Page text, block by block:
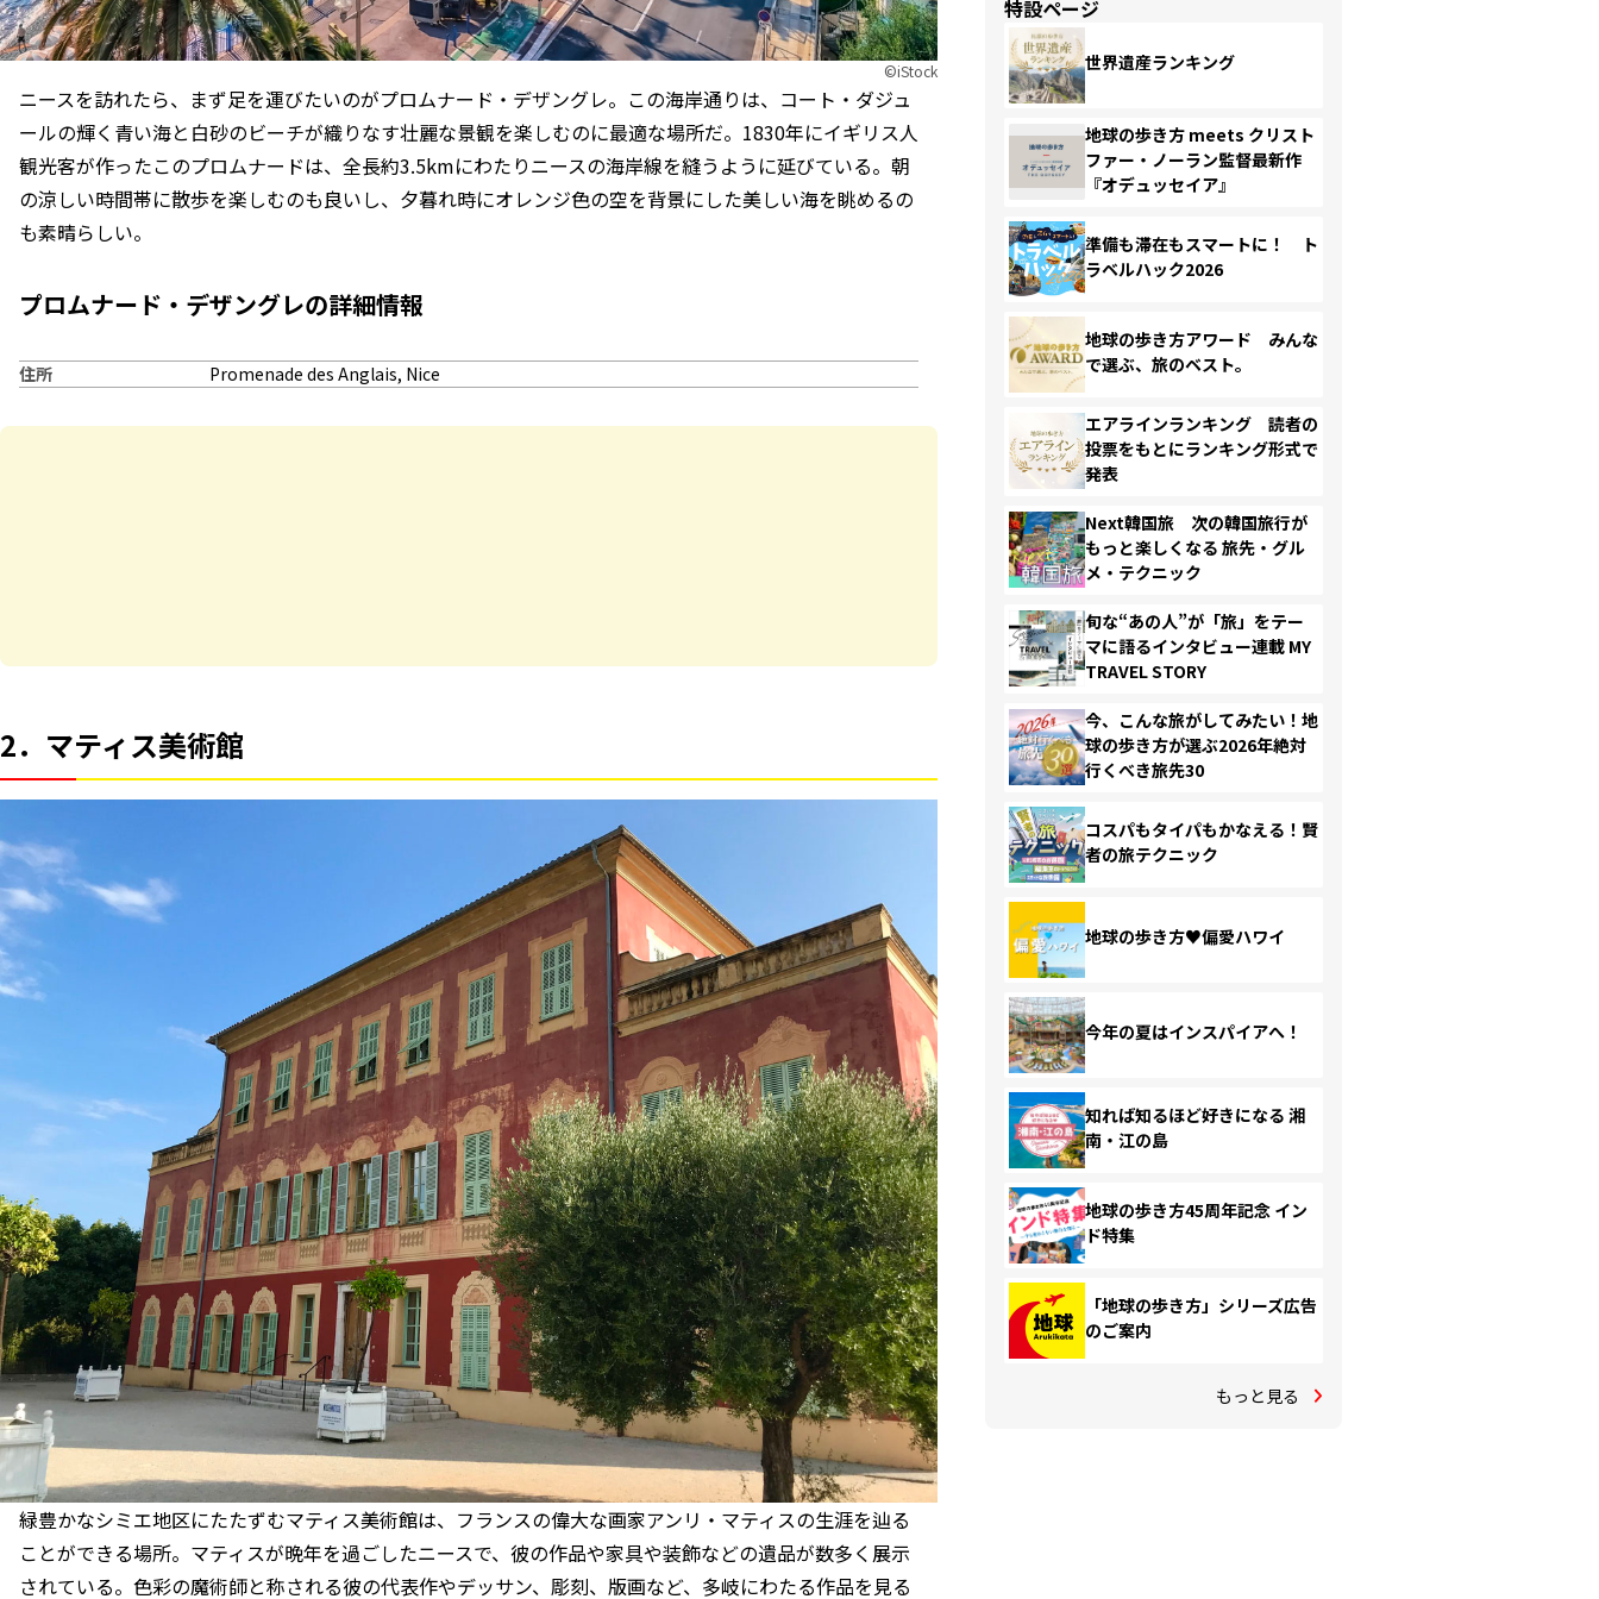
©︎iStock
ニースを訪れたら、まず足を運びたいのがプロムナード・デザングレ。この海岸通りは、コート・ダジュ
ールの輝く青い海と白砂のビーチが織りなす壮麗な景観を楽しむのに最適な場所だ。1830年にイギリス人
観光客が作ったこのプロムナードは、全長約3.5kmにわたりニースの海岸線を縫うように延びている。朝
の涼しい時間帯に散歩を楽しむのも良いし、夕暮れ時にオレンジ色の空を背景にした美しい海を眺めるの
も素晴らしい。
プロムナード・デザングレの詳細情報
住所 Promenade des Anglais, Nice
2．マティス美術館
緑豊かなシミエ地区にたたずむマティス美術館は、フランスの偉大な画家アンリ・マティスの生涯を辿る
ことができる場所。マティスが晩年を過ごしたニースで、彼の作品や家具や装飾などの遺品が数多く展示
されている。色彩の魔術師と称される彼の代表作やデッサン、彫刻、版画など、多岐にわたる作品を見る
特設ページ
世界遺産ランキング
地球の歩き方 meets クリスト
ファー・ノーラン監督最新作
『オデュッセイア』
準備も滞在もスマートに！ ト
ラベルハック2026
地球の歩き方アワード みんな
で選ぶ、旅のベスト。
エアラインランキング 読者の
投票をもとにランキング形式で
発表
Next韓国旅 次の韓国旅行が
もっと楽しくなる 旅先・グル
メ・テクニック
旬な“あの人”が「旅」をテー
マに語るインタビュー連載 MY
TRAVEL STORY
今、こんな旅がしてみたい！地
球の歩き方が選ぶ2026年絶対
行くべき旅先30
コスパもタイパもかなえる！賢
者の旅テクニック
地球の歩き方♥偏愛ハワイ
今年の夏はインスパイアへ！
知れば知るほど好きになる 湘
南・江の島
地球の歩き方45周年記念 イン
ド特集
「地球の歩き方」シリーズ広告
のご案内
もっと見る